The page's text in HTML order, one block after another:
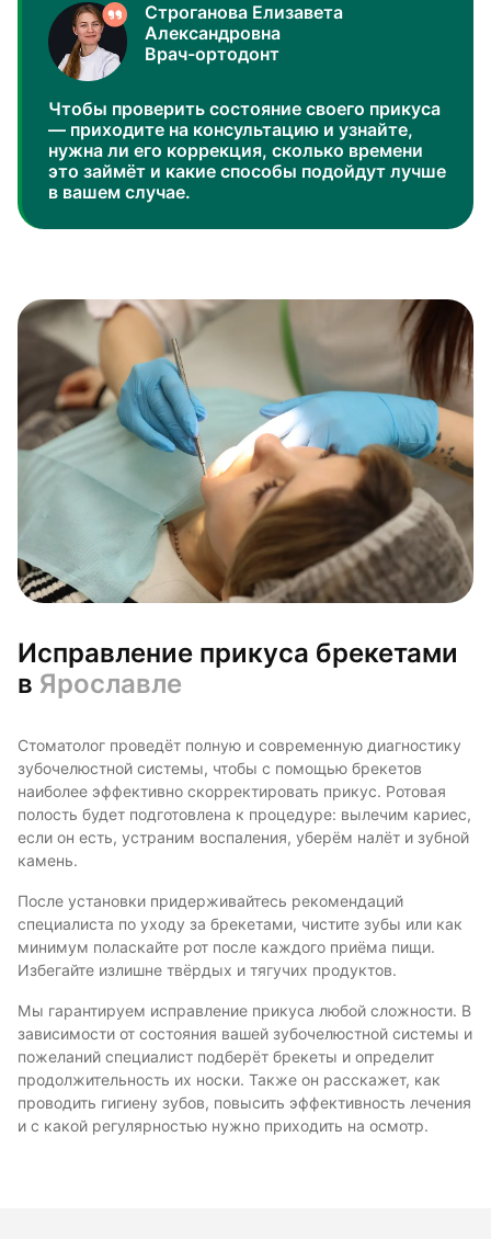
Строганова Елизавета
Александровна
Врач-ортодонт
Чтобы проверить состояние своего прикуса
— приходите на консультацию и узнайте,
нужна ли его коррекция, сколько времени
это займёт и какие способы подойдут лучше
в вашем случае.
Исправление прикуса брекетами
в Ярославле
Стоматолог проведёт полную и современную диагностику
зубочелюстной системы, чтобы с помощью брекетов
наиболее эффективно скорректировать прикус. Ротовая
полость будет подготовлена к процедуре: вылечим кариес,
если он есть, устраним воспаления, уберём налёт и зубной
камень.
После установки придерживайтесь рекомендаций
специалиста по уходу за брекетами, чистите зубы или как
минимум поласкайте рот после каждого приёма пищи.
Избегайте излишне твёрдых и тягучих продуктов.
Мы гарантируем исправление прикуса любой сложности. В
зависимости от состояния вашей зубочелюстной системы и
пожеланий специалист подберёт брекеты и определит
продолжительность их носки. Также он расскажет, как
проводить гигиену зубов, повысить эффективность лечения
и с какой регулярностью нужно приходить на осмотр.